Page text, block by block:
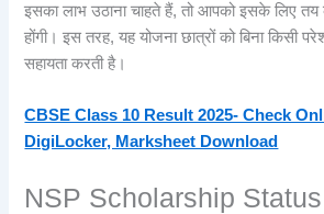
इसका लाभ उठाना चाहते हैं, तो आपको इसके लिए तय
होंगी। इस तरह, यह योजना छात्रों को बिना किसी
सहायता करती है।
CBSE Class 10 Result 2025- Check
DigiLocker, Marksheet Download
NSP Scholarship